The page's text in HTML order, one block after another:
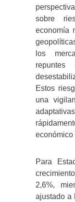
sobre
economía
los
repuntes
Estos
una
económico
Para
2,6%,
ajustado a